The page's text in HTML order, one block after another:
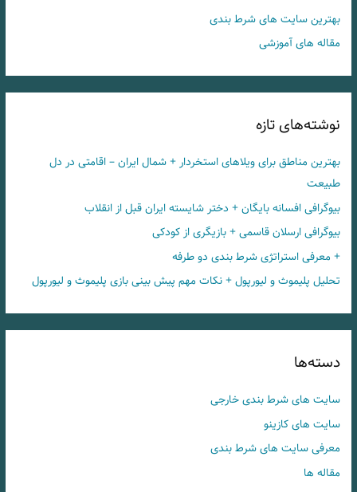
بهترین سایت های شرط بندی
مقاله های آموزشی
نوشته‌های تازه
بهترین مناطق برای ویلاهای استخردار + شمال ایران – اقامتی در دل
طبیعت
بیوگرافی افسانه بایگان + دختر شایسته ایران قبل از انقلاب
بیوگرافی ارسلان قاسمی + بازیگری از کودکی
+ معرفی استراتژی شرط بندی دو طرفه
تحلیل پلیموث و لیورپول + نکات مهم پیش بینی بازی پلیموث و لیورپول
دسته‌ها
سایت های شرط بندی خارجی
سایت های کازینو
معرفی سایت های شرط بندی
مقاله ها